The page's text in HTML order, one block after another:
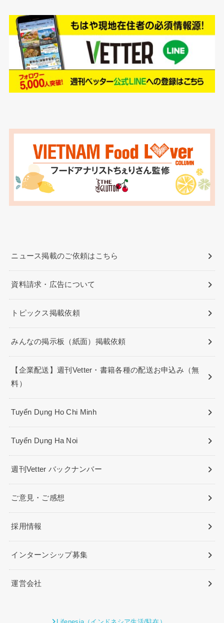
ニュース掲載のご依頼はこちら
資料請求・広告について
トピックス掲載依頼
みんなの掲示板（紙面）掲載依頼
【企業配送】週刊Vetter・書籍各種の配送お申込み（無
料）
Tuyển Dụng Ho Chi Minh
Tuyển Dụng Ha Noi
週刊Vetter バックナンバー
ご意見・ご感想
採用情報
インターンシップ募集
運営会社